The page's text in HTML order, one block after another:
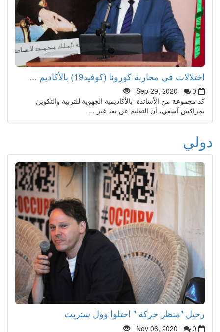
اختلالات في محاربة كورونا (كوفيد19) بالأكاديم ...
Sep 29, 2020
0
كد مجموعة من الأساتذة بالأكاديمية الجهوية للتربية والتكوين
بمراكش آسفي، أن التعليم عن بعد غير ...
دولي
رحيل "منظر حركة " احتلوا وول ستريت
Nov 06, 2020 0